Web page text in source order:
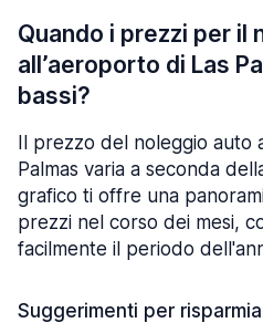
Quando i prezzi per il
all’aeroporto di Las
bassi?
Il prezzo del noleggio auto
Palmas varia a seconda
grafico ti offre una
prezzi nel corso dei mesi,
facilmente il periodo
Suggerimenti per